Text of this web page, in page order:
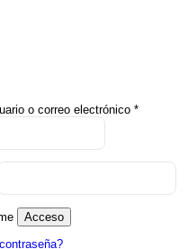
o correo electrónico *Obligatorio
Acceso